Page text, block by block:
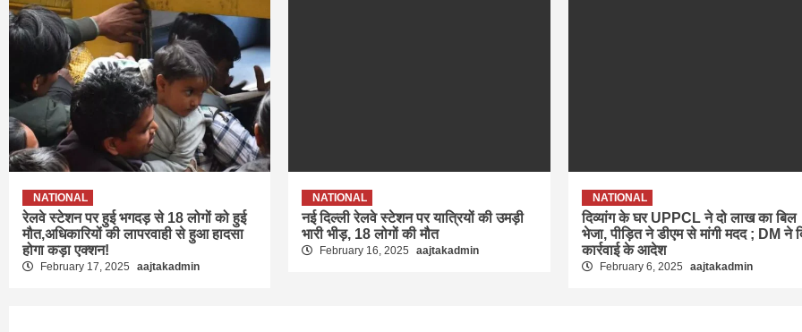
NATIONAL
रेलवे स्टेशन पर हुई भगदड़ से 18 लोगों को हुई
मौत,अधिकारियों की लापरवाही से हुआ हादसा
होगा कड़ा एक्शन!
February 17, 2025 aajtakadmin
NATIONAL
नई दिल्ली रेलवे स्टेशन पर यात्रियों की उमड़ी
भारी भीड़, 18 लोगों की मौत
February 16, 2025 aajtakadmin
NATIONAL
दिव्यांग के घर UPPCL ने दो लाख का बिल
भेजा, पीड़ित ने डीएम से मांगी मदद ; DM ने
कार्रवाई के आदेश
February 6, 2025 aajtakadmin